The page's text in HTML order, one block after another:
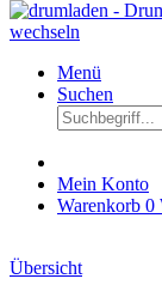
Menü
Suchen
Mein Konto
Warenkorb 0
Übersicht